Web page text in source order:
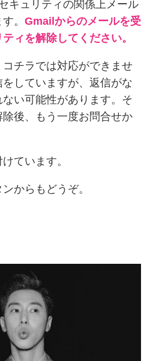
キュリティの関係上メール
。 Gmailからのメールを受
ィを解除してください。
チラでは対応ができませ
していますが、返信がな
い可能性があります。そ
後、もう一度お問合せか
ています。
からもどうぞ。